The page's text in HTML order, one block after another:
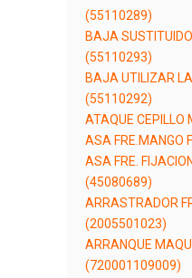
(55110289)
BAJA
(55110293)
BAJA UTILIZAR
(55110292)
ATAQUE CEPILLO
ASA FRE.MANGO
ASA FRE.
(45080689)
ARRASTRADOR
(2005501023)
ARRANQUE
(720001109009)